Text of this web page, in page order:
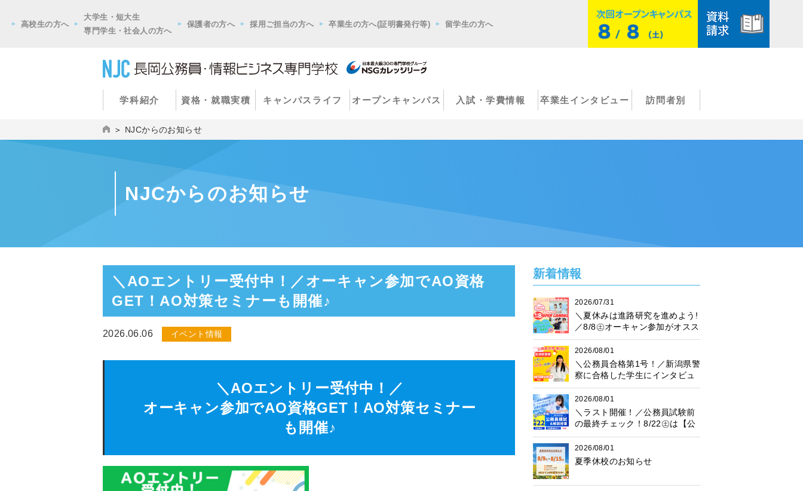
高校生の方へ
大学生・短大生
専門学生・社会人の方へ
保護者の方へ 採用ご担当の方へ 卒業生の方へ(証明書発行等) 留学生の方へ
学科紹介 資格・就職実積 キャンパスライフ オープンキャンパス 入試・学費情報 卒業生インタビュー 訪問者別
NJCからのお知らせ
NJCからのお知らせ
＼AOエントリー受付中！／オーキャン参加でAO資格
GET！AO対策セミナーも開催♪
2026.06.06 イベント情報
＼AOエントリー受付中！／
オーキャン参加でAO資格GET！AO対策セミナー
も開催♪
新着情報
2026/07/31
＼夏休みは進路研究を進めよう!
／8/8㊏オーキャン参加がオスス
メ♪プレゼント抽選会も開催中！
2026/08/01
＼公務員合格第1号！／新潟県警
察に合格した学生にインタビュ
ー！
2026/08/01
＼ラスト開催！／公務員試験前
の最終チェック！8/22㊏は【公
務員模試】に参加しよう♪
2026/08/01
夏季休校のお知らせ